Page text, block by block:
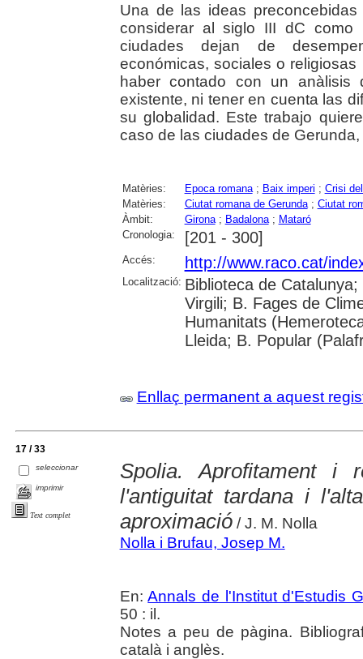
Una de las ideas
considerar al siglo III dC
ciudades dejan de
económicas, sociales o
haber contado con un anàlisis
existente, ni tener en cuenta las
su globalidad. Este trabajo
caso de las ciudades de
Matèries: Epoca romana; Baix imperi ; Crisi
Matèries:
Ciutat romana de Gerunda; Ciutat
Àmbit:
Girona; Badalona; Mataró
Cronologia:
[201 - 300]
Accés: http://www.raco.cat/
Localització: Biblioteca de
Virgili; B. Fages de
Humanitats
Lleida; B. Popular
Enllaç permanent a aquest
17 / 33
seleccionar
imprimir
Text complet
Spolia. Aprofitament i
l'antiguitat tardana i
aproximació/ J. M. Nolla
Nolla i Brufau, Josep M.
En:Annals de l'Institut d'Estudis
50 : il.
Notes a peu de pàgina.
català i anglès.